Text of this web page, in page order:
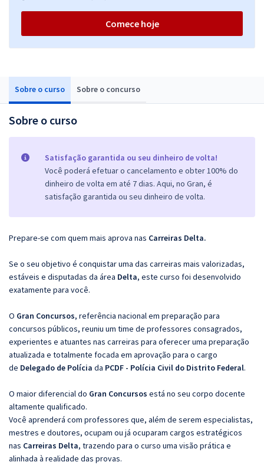
Sobre o curso Sobre o concurso
Sobre o curso
Satisfação garantida ou seu dinheiro de volta!
Você poderá efetuar o cancelamento e obter 100% do
dinheiro de volta em até 7 dias. Aqui, no Gran, é
satisfação garantida ou seu dinheiro de volta.
Prepare-se com quem mais aprova nas Carreiras Delta.
Se o seu objetivo é conquistar uma das carreiras mais valorizadas,
estáveis e disputadas da área Delta, este curso foi desenvolvido
exatamente para você.
O Gran Concursos, referência nacional em preparação para
concursos públicos, reuniu um time de professores consagrados,
experientes e atuantes nas carreiras para oferecer uma preparação
atualizada e totalmente focada em aprovação para o cargo
de Delegado de Polícia da PCDF - Polícia Civil do Distrito Federal.
O maior diferencial do Gran Concursos está no seu corpo docente
altamente qualificado.
Você aprenderá com professores que, além de serem especialistas,
mestres e doutores, ocupam ou já ocuparam cargos estratégicos
nas Carreiras Delta, trazendo para o curso uma visão prática e
alinhada à realidade das provas.
Comece hoje